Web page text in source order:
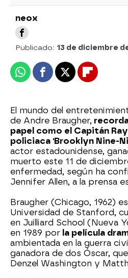
neox
Publicado: 13 de diciembre
WhatsappFacebook
X Flipboard
El mundo del
de Andre Braugher,
papel como el Capitán
policiaca 'Brooklyn Nine-
actor estadounidense,
muerto este 11 de
enfermedad, según ha
Jennifer Allen, a la prensa
Braugher (Chicago, 1962)
Universidad de Stanford,
en Juilliard School (Nueva
en 1989 por la película
ambientada en la guerra
ganadora de dos Óscar,
Denzel Washington y